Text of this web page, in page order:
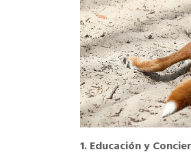
1. Educación y